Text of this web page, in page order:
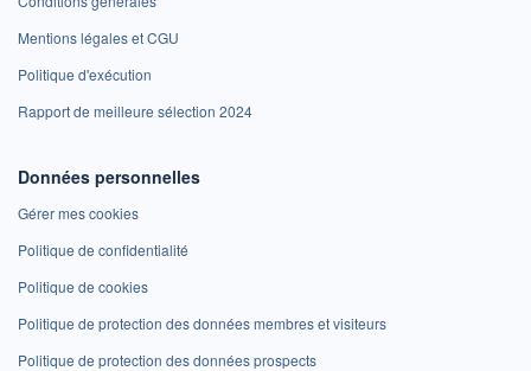
Mentions légales et CGU
Politique d'exécution
Rapport de meilleure sélection 2024
Données personnelles
Gérer mes cookies
Politique de confidentialité
Politique de cookies
Politique de protection des données membres et visiteurs
Politique de protection des données prospects